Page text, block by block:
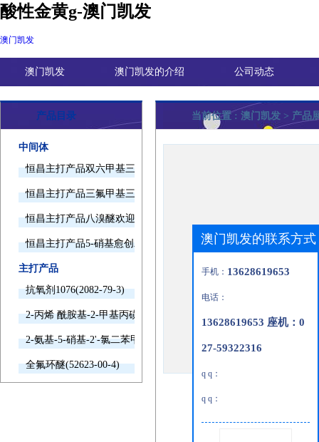
酸性金黄g-澳门凯发
澳门凯发
澳门凯发 澳门凯发的介绍 公司动态
产品目录
中间体
恒昌主打产品双六甲基三胺欢迎询价
恒昌主打产品三氟甲基三甲基硅烷欢迎询价
恒昌主打产品八溴醚欢迎询价
恒昌主打产品5-硝基愈创木酚钠欢迎询价
主打产品
抗氧剂1076(2082-79-3)
2-丙烯 酰胺基-2-甲基丙磺酸(15214-89-8)
2-氨基-5-硝基-2'-氯二苯甲酮(2011-66-7)
全氟环醚(52623-00-4)
当前位置 : 澳门凯发 > 产品
澳门凯发的联系方式
手机： 13628619653
电话：
13628619653 座机：0
27-59322316
q q：
q q：